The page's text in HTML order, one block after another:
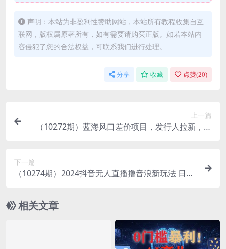
声明：本站为非盈利性赞助网站，本站所有教程收集自互
联网，版权属原著所有，如有需要请购买正版。如若本站内
容侵犯了您的合法权益，可联系我们进行处理。
分享 收藏 点赞(20)
上一篇
（10272期）蓝海风口差价项目，发行人拉新，一
下一篇
（10274期）2024抖音无人直播撸音浪新玩法 日入
相关文章